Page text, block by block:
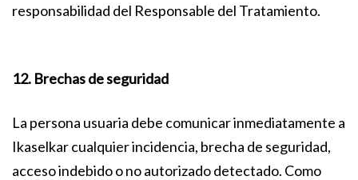
responsabilidad del Responsable del Tratamiento.
12. Brechas de seguridad
La persona usuaria debe comunicar inmediatamente a
Ikaselkar cualquier incidencia, brecha de seguridad,
acceso indebido o no autorizado detectado. Como